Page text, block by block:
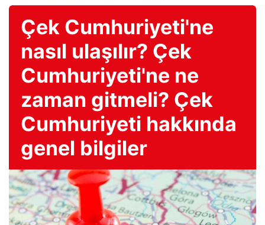
Çek Cumhuriyeti'ne
nasıl ulaşılır? Çek
Cumhuriyeti'ne ne
zaman gitmeli? Çek
Cumhuriyeti hakkında
genel bilgiler